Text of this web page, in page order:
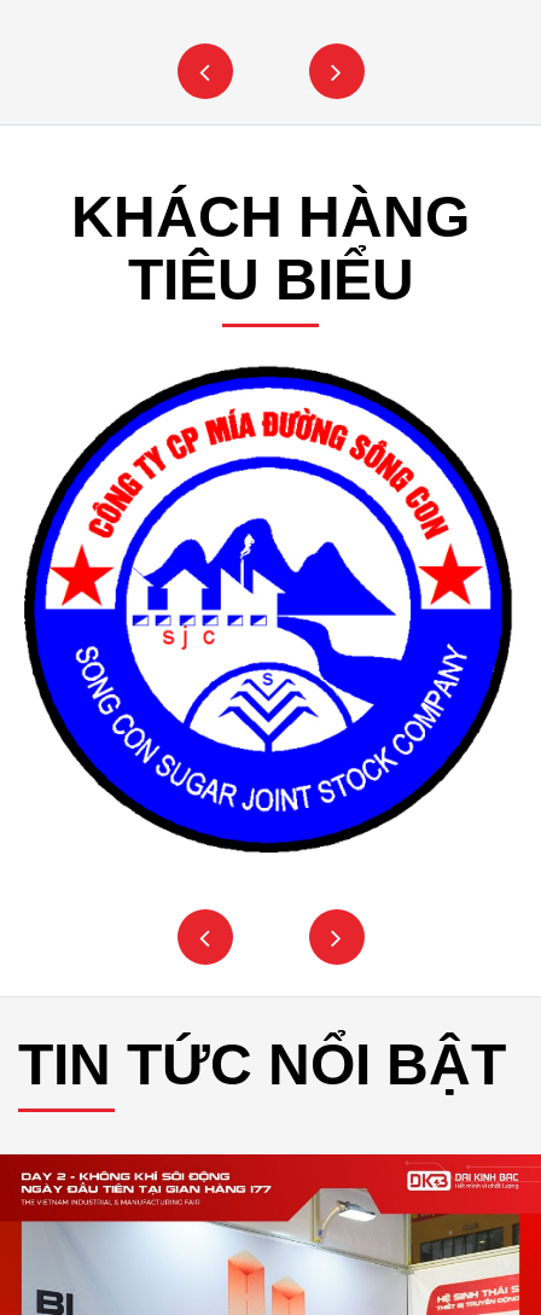
KHÁCH HÀNG
TIÊU BIỂU
TIN TỨC NỔI BẬT